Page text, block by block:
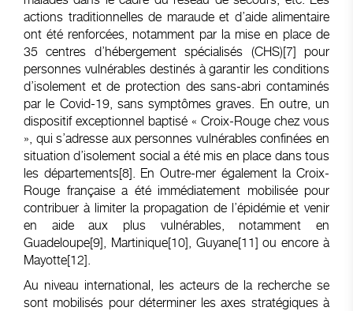
actions traditionnelles de maraude et d’aide alimentaire
ont été renforcées, notamment par la mise en place de
35 centres d’hébergement spécialisés (CHS)[7] pour
personnes vulnérables destinés à garantir les conditions
d’isolement et de protection des sans-abri contaminés
par le Covid-19, sans symptômes graves. En outre, un
dispositif exceptionnel baptisé « Croix-Rouge chez vous
», qui s’adresse aux personnes vulnérables confinées en
situation d’isolement social a été mis en place dans tous
les départements[8]. En Outre-mer également la Croix-
Rouge française a été immédiatement mobilisée pour
contribuer à limiter la propagation de l’épidémie et venir
en aide aux plus vulnérables, notamment en
Guadeloupe[9], Martinique[10], Guyane[11] ou encore à
Mayotte[12].
Au niveau international, les acteurs de la recherche se
sont mobilisés pour déterminer les axes stratégiques à